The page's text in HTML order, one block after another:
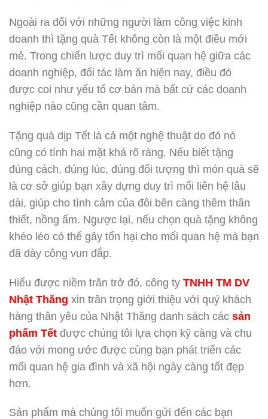
Ngoài ra đối với những người làm công việc kinh
doanh thì tặng quà Tết không còn là một điều mới
mẻ. Trong chiến lược duy trì mối quan hệ giữa các
doanh nghiệp, đối tác làm ăn hiện nay, điều đó
được coi như yếu tố cơ bản mà bất cứ các doanh
nghiệp nào cũng cần quan tâm.
Tặng quà dịp Tết là cả một nghệ thuật do đó nó
cũng có tính hai mặt khá rõ ràng. Nếu biết tặng
đúng cách, đúng lúc, đúng đối tượng thì món quà sẽ
là cơ sở giúp bạn xây dựng duy trì mối liên hệ lâu
dài, giúp cho tình cảm của đôi bên càng thêm thân
thiết, nồng ấm. Ngược lại, nếu chọn quà tặng không
khéo léo có thể gây tổn hại cho mối quan hệ mà bạn
đã dày công vun đắp.
Hiểu được niềm trăn trở đó, công ty TNHH TM DV
Nhật Thăng xin trân trọng giới thiệu với quý khách
hàng thân yêu của Nhật Thăng danh sách các sản
phẩm Tết được chúng tôi lựa chọn kỹ càng và chu
đáo với mong ước được cùng bạn phát triển các
mối quan hệ gia đình và xã hội ngày càng tốt đẹp
hơn.
Sản phẩm mà chúng tôi muốn gửi đến các bạn